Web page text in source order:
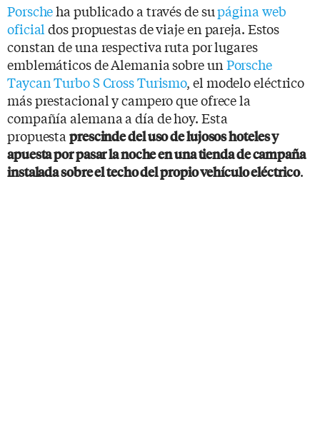
Porscheha publicado a través de supágina web
oficial dos propuestas de viaje en pareja. Estos
constan de una respectiva ruta por lugares
emblemáticos de Alemania sobre unPorsche
Taycan Turbo S Cross Turismo, el modelo eléctrico
más prestacional y campero que ofrece la
compañía alemana a día de hoy. Esta
propuestaprescinde del uso de lujosos hoteles y
apuesta por pasar la noche en una tienda de campaña
instalada sobre el techo del propio vehículo eléctrico.